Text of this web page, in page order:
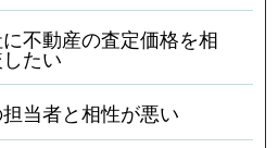
不動産の査定価格を相
たい
当者と相性が悪い